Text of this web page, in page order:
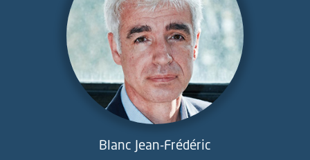
Blanc Jean-Frédéric